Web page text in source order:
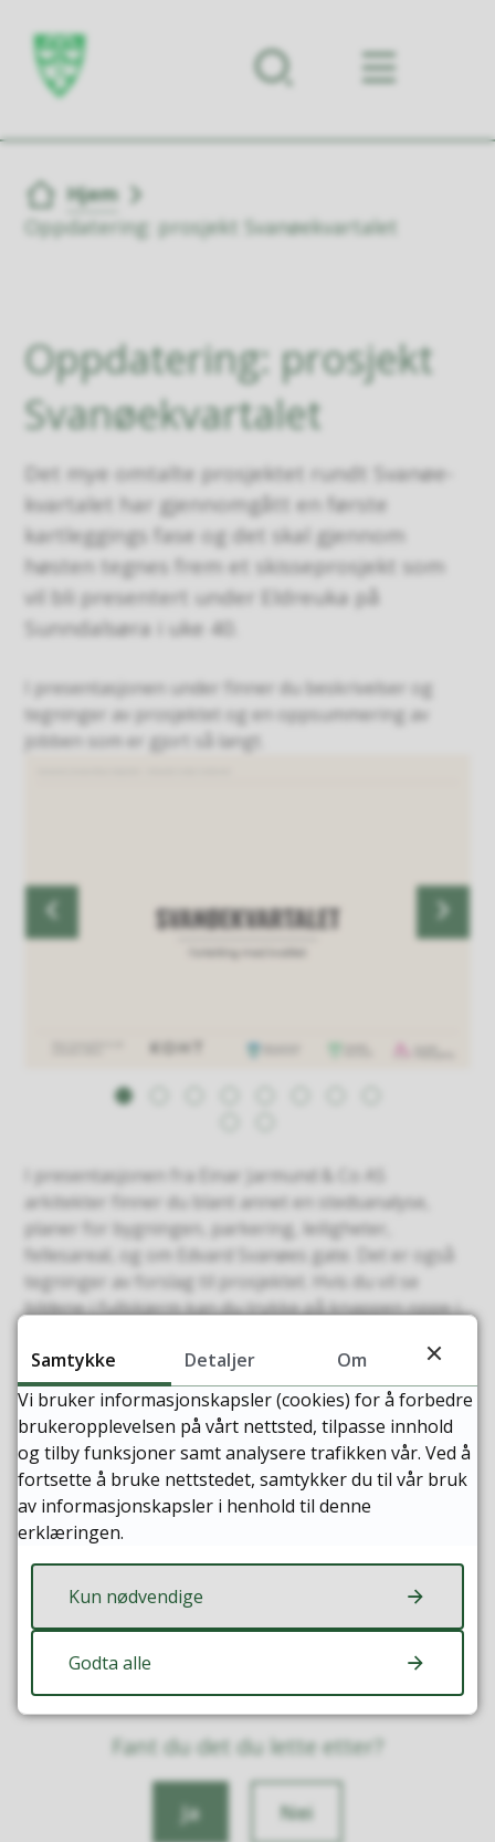
Forsiden
Du er her:
Hjem
Oppdatering: prosjekt Svanøekvartalet
Oppdatering: prosjekt
Svanøekvartalet
Det mye omtalte prosjektet rundt Svanøe-
kvartalet har gjennomgått en første
kartleggings fase og det skal gjennom
høsten tegnes frem et skisseprosjekt som
vil bli presentert under Eldreuka på
Sunndalsøra i uke 40.
I presentasjonen under finner du beskrivelser og
tegninger av prosjektet og en oppsummering av
jobben som er gjort så langt.
I presentasjonen fra Einar Jarmund & Co AS
arkitekter finner du blant annet en stedsanalyse,
planer for bygningen, parkering, leiligheter,
fellesareal, og om Edvard Svanøes gate. Det er også
tegninger av forslag til prosjektet. Hvis du vil se
bildene i fullskjerm kan du trykke på knappen oppe i
bildegallerivisningen.
Sist endret 26.06.2026 12:17
Fant du det du lette etter?
Ja Nei
Samtykke Detaljer
Om
Vi bruker informasjonskapsler (cookies) for å forbedre
brukeropplevelsen på vårt nettsted, tilpasse innhold
og tilby funksjoner samt analysere trafikken vår. Ved å
fortsette å bruke nettstedet, samtykker du til vår bruk
av informasjonskapsler i henhold til denne
erklæringen.
Kun nødvendige
Godta alle